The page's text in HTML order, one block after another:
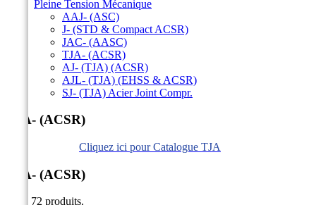
Pleine Tension Mécanique
AAJ- (ASC)
J- (STD & Compact ACSR)
JAC- (AASC)
TJA- (ACSR)
AJ- (TJA) (ACSR)
AJL- (TJA) (EHSS & ACSR)
SJ- (TJA) Acier Joint Compr.
TJA- (ACSR)
Cliquez ici pour Catalogue TJA
TJA- (ACSR)
Il y a 72 produits.